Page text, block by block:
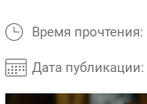
Время прочтения:
Дата публикации: